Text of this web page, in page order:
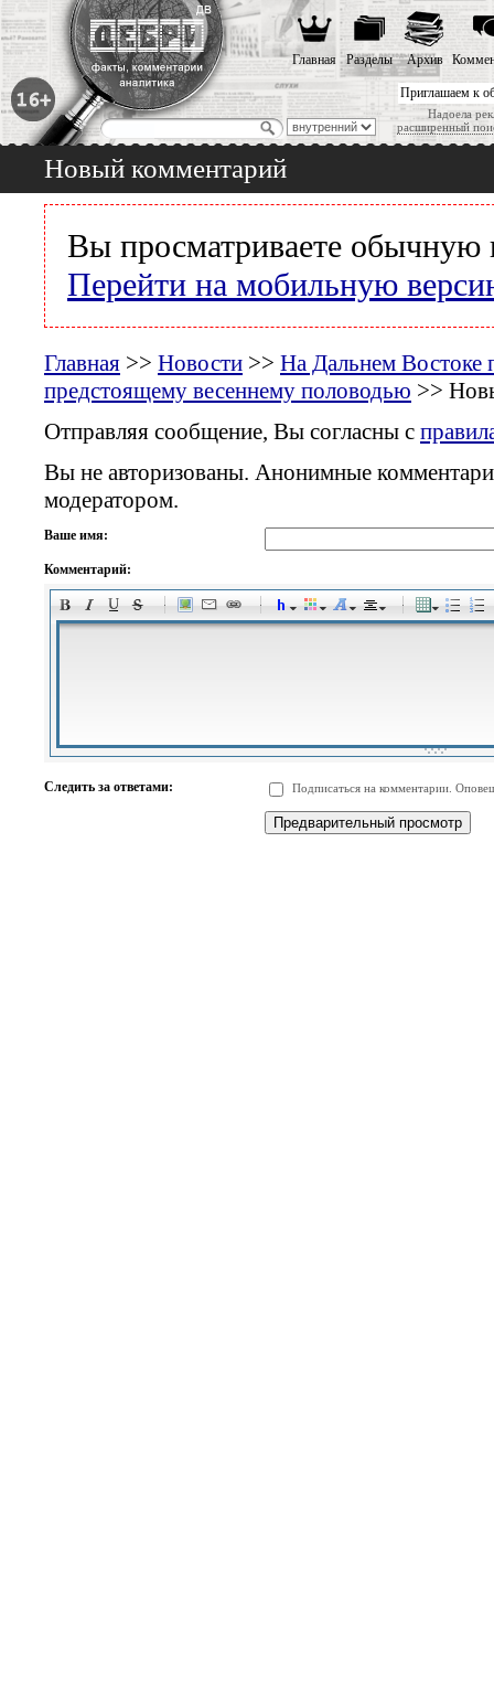
Приглашаем к
Надоела
расширенный
Главная Разделы Архив
Новый комментарий
Вы просматриваете обычную
Перейти на мобильную
Главная >> Новости >> На Дальнем Востоке
предстоящему весеннему половодью >>
Отправляя сообщение, Вы согласны с
Вы не авторизованы. Анонимные
модератором.
Ваше имя:
Комментарий:
-
-
-
-
-
-
-
-
-
-
-
-
-
Следить за ответами: Подписаться на комментарии.